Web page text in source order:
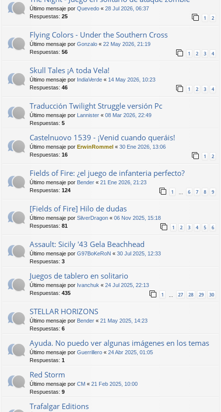
Último mensaje por Quevedo « 28 Jul 2026, 06:37
Respuestas: 25 1 2
Flying Colors - Under the Southern Cross
Último mensaje por Gonzalo « 22 May 2026, 21:19
Respuestas: 56 1 2 3 4
Skull Tales ¡A toda Vela!
Último mensaje por IndiaVerde « 14 May 2026, 10:23
Respuestas: 46 1 2 3 4
Traducción Twilight Struggle versión Pc
Último mensaje por Lannister « 08 Mar 2026, 22:49
Respuestas: 5
Castelnuovo 1539 - ¡Venid cuando queráis!
Último mensaje por ErwinRommel « 30 Ene 2026, 13:06
Respuestas: 16 1 2
Fields of Fire: ¿el juego de infanteria perfecto?
Último mensaje por Bender « 21 Ene 2026, 21:23
Respuestas: 124 1 … 6 7 8 9
[Fields of Fire] Hilo de dudas
Último mensaje por SilverDragon « 06 Nov 2025, 15:18
Respuestas: 81 1 2 3 4 5 6
Assault: Sicily '43 Gela Beachhead
Último mensaje por G97BoKeRoN « 30 Jul 2025, 12:33
Respuestas: 3
Juegos de tablero en solitario
Último mensaje por Ivanchuk « 24 Jul 2025, 22:13
Respuestas: 435 1 … 27 28 29 30
STELLAR HORIZONS
Último mensaje por Bender « 21 May 2025, 14:23
Respuestas: 6
Ayuda. No puedo ver algunas imágenes en los temas
Último mensaje por Guerrillero « 24 Abr 2025, 01:05
Respuestas: 1
Red Storm
Último mensaje por CM « 21 Feb 2025, 10:00
Respuestas: 9
Trafalgar Editions